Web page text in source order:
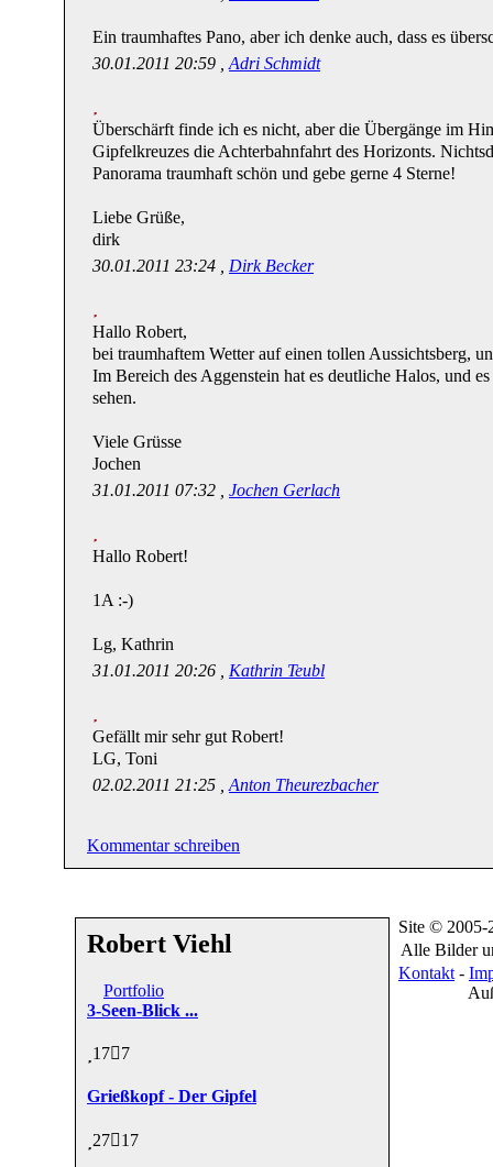
Ein traumhaftes Pano, aber ich denke auch, dass es
30.01.2011 20:59 , Adri Schmidt
Überschärft finde ich es nicht, aber die Übergänge im
Gipfelkreuzes die Achterbahnfahrt des Horizonts.
Panorama traumhaft schön und gebe gerne 4 Sterne!
Liebe Grüße,
dirk
30.01.2011 23:24 , Dirk Becker
Hallo Robert,
bei traumhaftem Wetter auf einen tollen Aussichtsberg,
Im Bereich des Aggenstein hat es deutliche Halos, und
sehen.
Viele Grüsse
Jochen
31.01.2011 07:32 , Jochen Gerlach
Hallo Robert!
1A :-)
Lg, Kathrin
31.01.2011 20:26 , Kathrin Teubl
Gefällt mir sehr gut Robert!
LG, Toni
02.02.2011 21:25 , Anton Theurezbacher
Kommentar schreiben
Robert Viehl
Portfolio
3-Seen-Blick ...
17 7
Grießkopf - Der Gipfel
27 17
Site © 2005-
Alle Bilder
Kontakt -